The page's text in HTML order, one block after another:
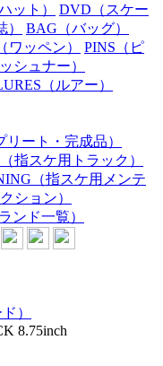
ハット） DVD （スケー
） BAG （バッグ）
（ワッペン） PINS （ピ
シュナー）
（ルアー）
リート・完成品）
（指スケ用トラック）
（指スケ用メンテ
ション）
ンド一覧）
）
8.75inch